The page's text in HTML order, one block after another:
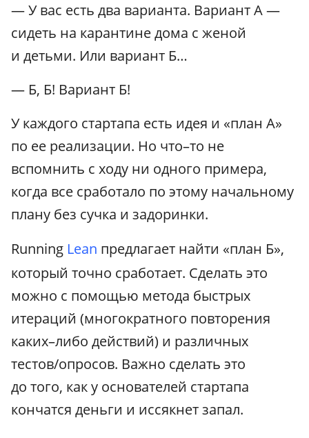
— У вас есть два варианта. Вариант А —
сидеть на карантине дома с женой
и детьми. Или вариант Б…
— Б, Б! Вариант Б!
У каждого стартапа есть идея и «план А»
по ее реализации. Но что–то не
вспомнить с ходу ни одного примера,
когда все сработало по этому начальному
плану без сучка и задоринки.
Running Lean предлагает найти «план Б»,
который точно сработает. Сделать это
можно с помощью метода быстрых
итераций (многократного повторения
каких–либо действий) и различных
тестов/опросов. Важно сделать это
до того, как у основателей стартапа
кончатся деньги и иссякнет запал.